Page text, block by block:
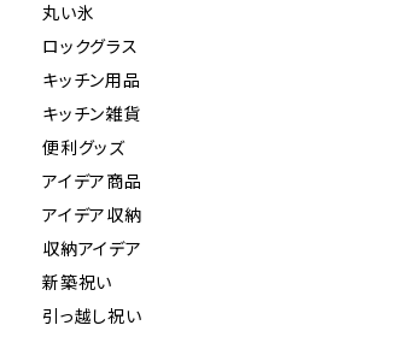
丸い氷
ロックグラス
キッチン用品
キッチン雑貨
便利グッズ
アイデア商品
アイデア収納
収納アイデア
新築祝い
引っ越し祝い